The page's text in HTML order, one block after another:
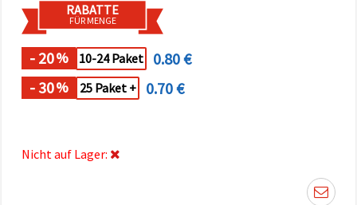
den
Einstellungen
individuell
festlegen.
Einwilligung
können Sie
jederzeit
Impressum
Datenschutzerklärung
RABATTE
FÜR MENGE
- 20% 10-24 Paket
0.80 €
- 30% 25 Paket + 0.70 €
Nicht auf Lager: